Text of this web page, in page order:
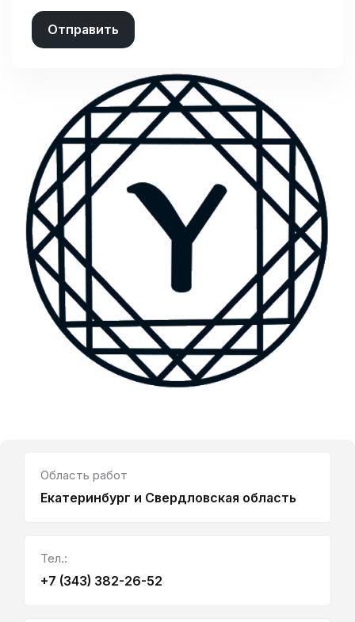
Отправить
Область работ
Екатеринбург и Свердловская область
Тел.:
+7 (343) 382-26-52